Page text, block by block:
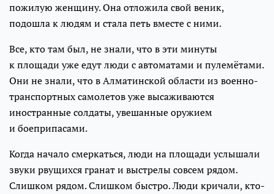
пожилую женщину. Она отложила свой веник,
подошла к людям и стала петь вместе с ними.
Все, кто там был, не знали, что в эти минуты
к площади уже едут люди с автоматами и пулемётами.
Они не знали, что в Алматинской области из военно-
транспортных самолетов уже высаживаются
иностранные солдаты, увешанные оружием
и боеприпасами.
Когда начало смеркаться, люди на площади услышали
звуки рвущихся гранат и выстрелы совсем рядом.
Слишком рядом. Слишком быстро. Люди кричали, кто-